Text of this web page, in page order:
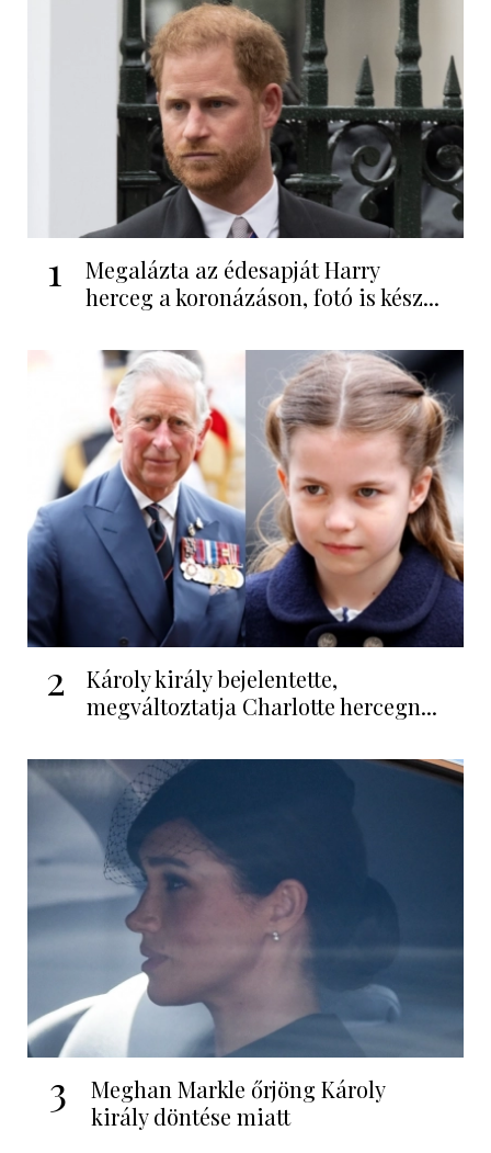
1
Megalázta az édesapját Harry
herceg a koronázáson, fotó is kész...
2
Károly király bejelentette,
megváltoztatja Charlotte hercegn...
3
Meghan Markle őrjöng Károly
király döntése miatt